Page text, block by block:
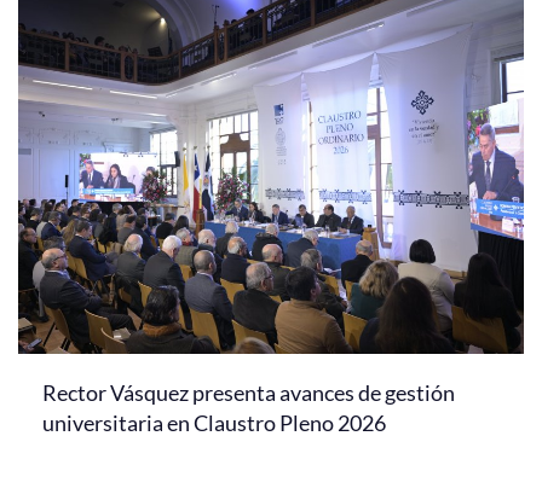
Rector Vásquez presenta avances de gestión
universitaria en Claustro Pleno 2026